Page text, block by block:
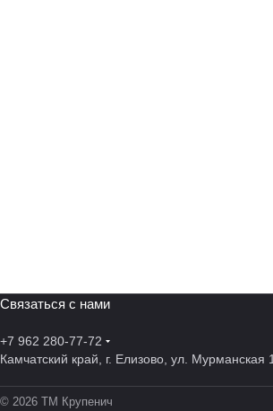
Связаться с нами
+7 962 280-77-72
Камчатский край, г. Елизово, ул. Мурманская
© 2026 ТМ Крупенич